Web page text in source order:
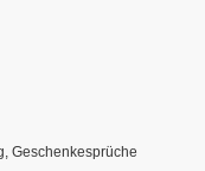
Geschenkesprüche